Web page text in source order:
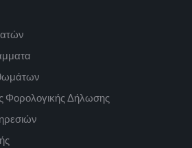
Φορολογικής Δήλωσης